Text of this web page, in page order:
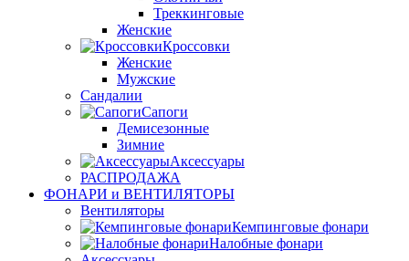
Треккинговые
Женские
Кроссовки
Женские
Мужские
Сандалии
Сапоги
Демисезонные
Зимние
Аксессуары
РАСПРОДАЖА
ФОНАРИ и ВЕНТИЛЯТОРЫ
Вентиляторы
Кемпинговые фонари
Налобные фонари